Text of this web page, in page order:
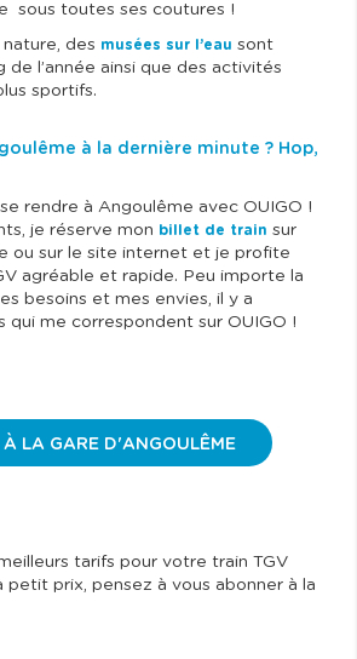
sous toutes ses coutures !
des musées sur l’eau sont
l’année ainsi que des activités
sportifs.
à la dernière minute ? Hop,
rendre à Angoulême avec OUIGO !
je réserve mon billet de train sur
ou sur le site internet et je profite
agréable et rapide. Peu importe la
besoins et mes envies, il y a
qui me correspondent sur OUIGO !
À LA GARE D'ANGOULÊME
tarifs pour votre train TGV
petit prix, pensez à vous abonner à la